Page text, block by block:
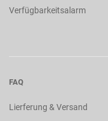
Verfügbarkeitsalarm
FAQ
Lierferung & Versand